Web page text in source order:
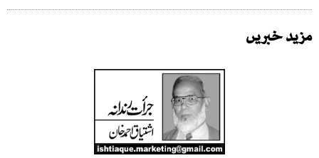
مزید خبریں